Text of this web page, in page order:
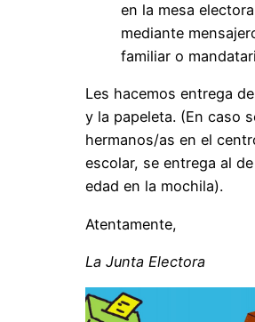
en la mesa
mediante
familiar o
Les hacemos entrega
y la papeleta. (En caso
hermanos/as en el
escolar, se entrega al
edad en la mochila).
Atentamente,
La Junta Electora